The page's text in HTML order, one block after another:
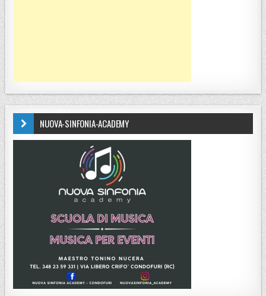
NUOVA-SINFONIA-ACADEMY